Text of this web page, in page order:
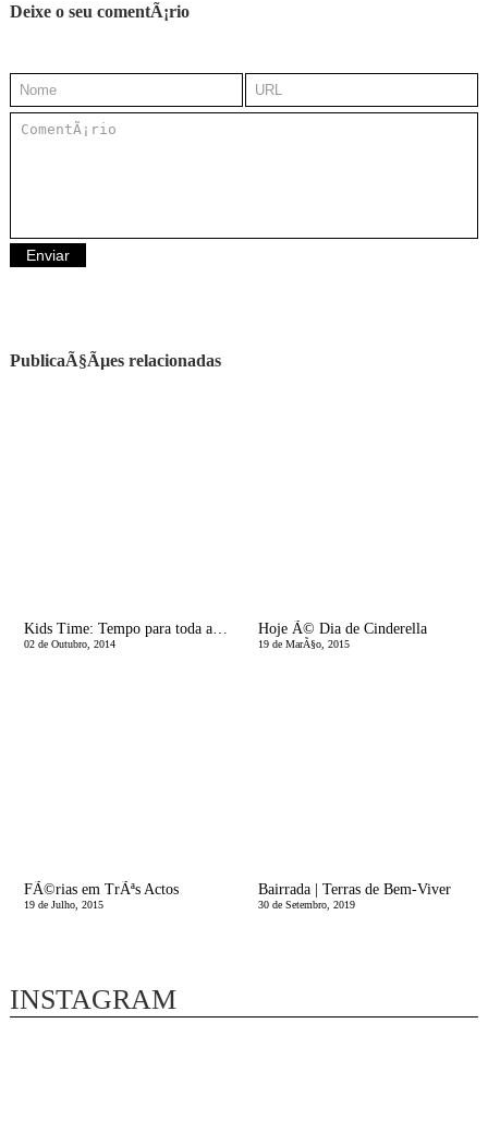
Deixe o seu comentÃ¡rio
PublicaÃ§Ãµes relacionadas
Kids Time: Tempo para toda a famÃ­lia
02 de Outubro, 2014
Hoje Ã© Dia de Cinderella
19 de MarÃ§o, 2015
FÃ©rias em TrÃªs Actos
19 de Julho, 2015
Bairrada | Terras de Bem-Viver
30 de Setembro, 2019
INSTAGRAM